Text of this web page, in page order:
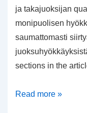
ja takajuoksijan
monipuolisen
saumattomasti
sections in the
IRead more »